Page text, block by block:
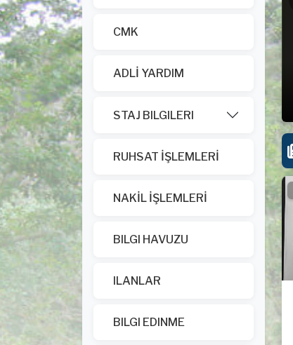
CMK
ADLİ YARDIM
STAJ BILGILERI
RUHSAT İŞLEMLERİ
NAKİL İŞLEMLERİ
BILGI HAVUZU
ILANLAR
BILGI EDINME
kapsamında görevlendirilen müdafii
tahsilinde "görevlendirme
yeterli olduğu hakkında.